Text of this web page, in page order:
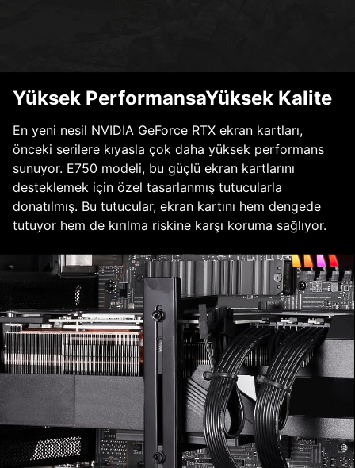
Yüksek PerformansaYüksek Kalite
En yeni nesil NVIDIA GeForce RTX ekran kartları,
önceki serilere kıyasla çok daha yüksek performans
sunuyor. E750 modeli, bu güçlü ekran kartlarını
desteklemek için özel tasarlanmış tutucularla
donatılmış. Bu tutucular, ekran kartını hem dengede
tutuyor hem de kırılma riskine karşı koruma sağlıyor.